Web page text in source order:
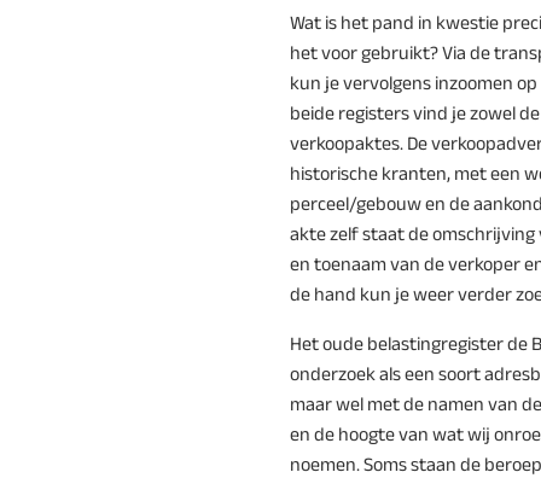
Wat is het pand in kwestie
het voor gebruikt? Via de
kun je vervolgens inzoomen
beide registers vind je zowel
verkoopaktes. De
historische kranten, met een
perceel/gebouw en de
akte zelf staat de
en toenaam van de verkoper
de hand kun je weer verder
Het oude belastingregister de
onderzoek als een soort
maar wel met de namen van
en de hoogte van wat wij
noemen. Soms staan de